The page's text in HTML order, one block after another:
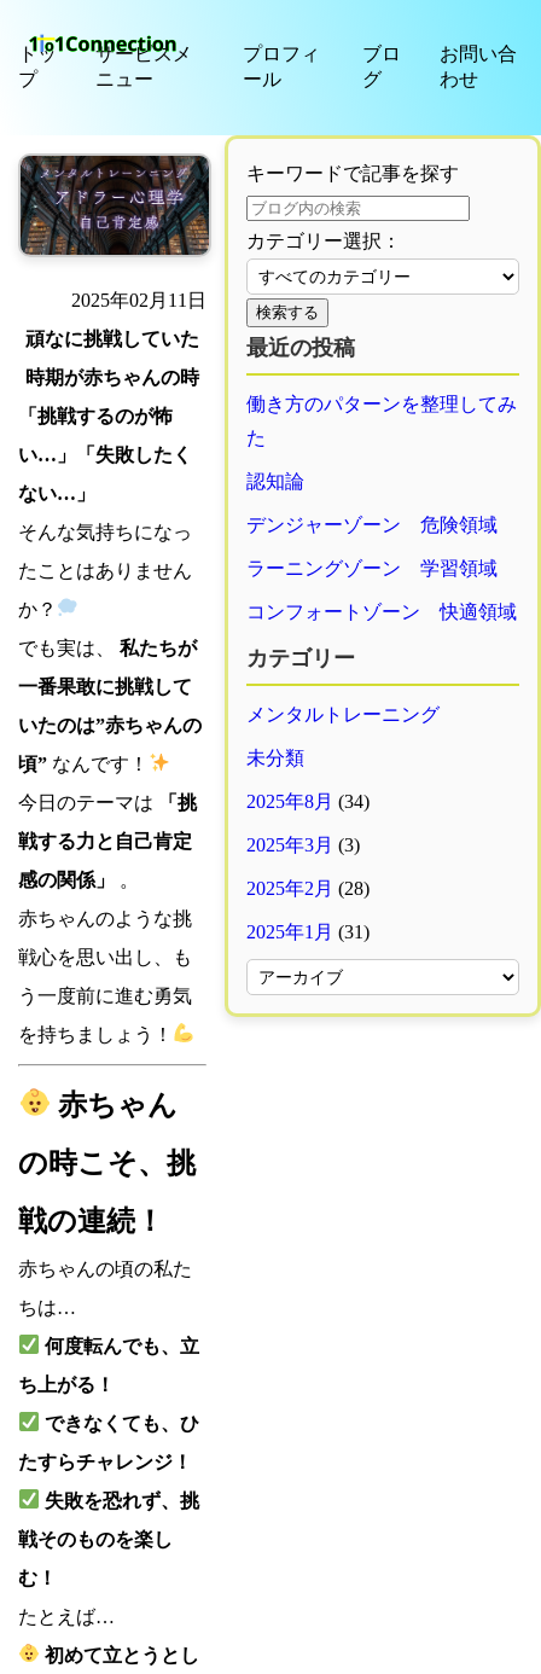
トッ
プ
サービスメ
ニュー
プロフィ
ール
ブロ
グ
お問い合
わせ
2025年02月11日
頑なに挑戦していた
時期が赤ちゃんの時
「挑戦するのが怖
い…」「失敗したく
ない…」
そんな気持ちになっ
たことはありません
か？
でも実は、 私たちが
一番果敢に挑戦して
いたのは”赤ちゃんの
頃” なんです！
今日のテーマは
「挑
戦する力と自己肯定
感の関係」
。
赤ちゃんのような挑
戦心を思い出し、も
う一度前に進む勇気
を持ちましょう！
赤ちゃん
の時こそ、挑
戦の連続！
赤ちゃんの頃の私た
ちは…
何度転んでも、立
ち上がる！
できなくても、ひ
たすらチャレンジ！
失敗を恐れず、挑
戦そのものを楽し
む！
たとえば…
初めて立とうとし
キーワードで記事を探す
カテゴリー選択：
検索する
最近の投稿
働き方のパターンを整理してみ
た
認知論
デンジャーゾーン 危険領域
ラーニングゾーン 学習領域
コンフォートゾーン 快適領域
カテゴリー
メンタルトレーニング
未分類
2025年8月 (34)
2025年3月 (3)
2025年2月 (28)
2025年1月 (31)